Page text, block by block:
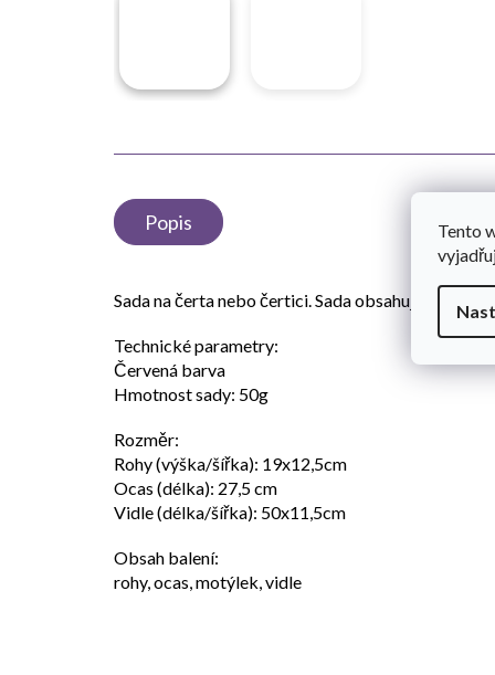
Tento
Popis
Sada na čerta nebo čertici. Sada obsahuje vidle,
Technické parametry:
Červená barva
Hmotnost sady: 50g
Rozměr:
Rohy (výška/šířka): 19x12,5cm
Ocas (délka): 27,5 cm
Vidle (délka/šířka): 50x11,5cm
Obsah balení:
rohy, ocas, motýlek, vidle